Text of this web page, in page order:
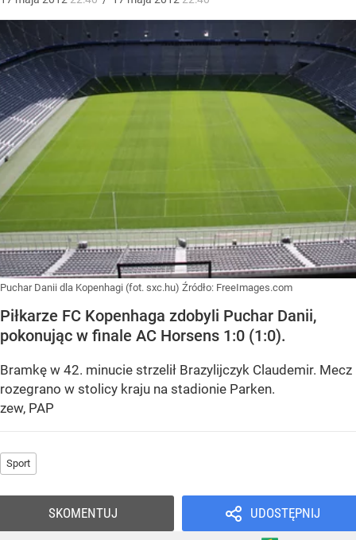
Puchar Danii dla Kopenhagi (fot. sxc.hu) Źródło: FreeImages.com
Piłkarze FC Kopenhaga zdobyli Puchar Danii,
pokonując w finale AC Horsens 1:0 (1:0).
Bramkę w 42. minucie strzelił Brazylijczyk Claudemir. Mecz
rozegrano w stolicy kraju na stadionie Parken.
zew, PAP
Sport
UDOSTĘPNIJ
SKOMENTUJ